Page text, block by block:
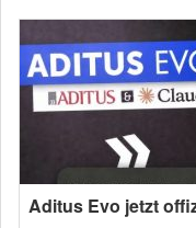
Aditus Evo jetzt